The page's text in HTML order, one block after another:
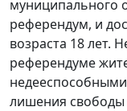
муниципального
референдум, и
возраста 18 лет.
референдуме
лишения свободы